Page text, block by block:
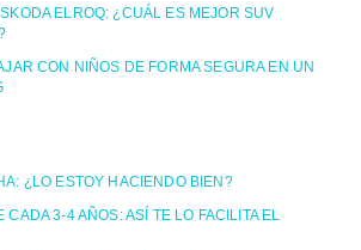
ELROQ: ¿CUÁL ES MEJOR SUV
CON NIÑOS DE FORMA SEGURA EN UN
¿LO ESTOY HACIENDO BIEN?
3-4 AÑOS: ASÍ TE LO FACILITA EL